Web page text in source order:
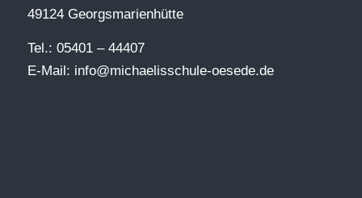
49124 Georgsmarienhütte
Tel.: 05401 – 44407
E-Mail: info@michaelisschule-oesede.de